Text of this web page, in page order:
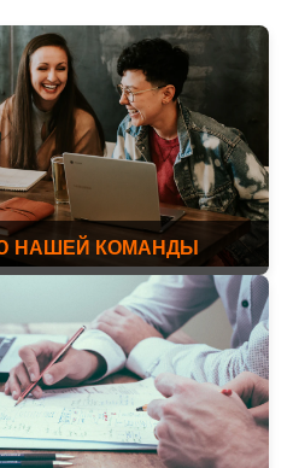
НАШЕЙ КОМАНДЫ